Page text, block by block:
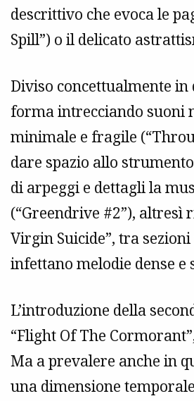
descrittivo che evoca le
Spill”) o il delicato
Diviso concettualmente in
forma intrecciando suoni
minimale e fragile
dare spazio allo
di arpeggi e dettagli la
(“Greendrive #2”),
Virgin Suicide”, tra
infettano melodie dense e
L’introduzione della
“Flight Of The
Ma a prevalere anche in
una dimensione